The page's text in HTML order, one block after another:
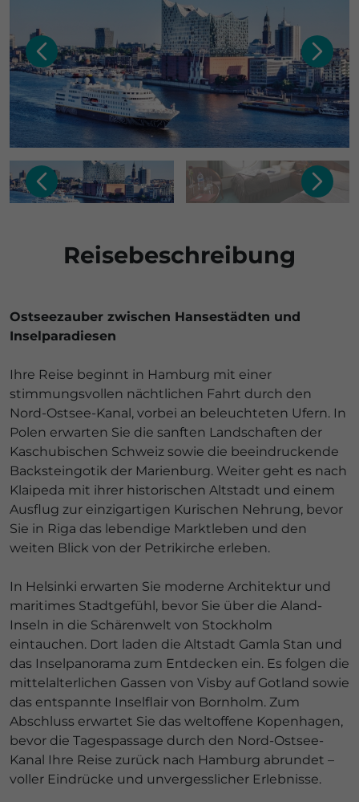
Reisebeschreibung
Ostseezauber zwischen Hansestädten und
Inselparadiesen
Ihre Reise beginnt in Hamburg mit einer
stimmungsvollen nächtlichen Fahrt durch den
Nord-Ostsee-Kanal, vorbei an beleuchteten Ufern. In
Polen erwarten Sie die sanften Landschaften der
Kaschubischen Schweiz sowie die beeindruckende
Backsteingotik der Marienburg. Weiter geht es nach
Klaipeda mit ihrer historischen Altstadt und einem
Ausflug zur einzigartigen Kurischen Nehrung, bevor
Sie in Riga das lebendige Marktleben und den
weiten Blick von der Petrikirche erleben.
In Helsinki erwarten Sie moderne Architektur und
maritimes Stadtgefühl, bevor Sie über die Aland-
Inseln in die Schärenwelt von Stockholm
eintauchen. Dort laden die Altstadt Gamla Stan und
das Inselpanorama zum Entdecken ein. Es folgen die
mittelalterlichen Gassen von Visby auf Gotland sowie
das entspannte Inselflair von Bornholm. Zum
Abschluss erwartet Sie das weltoffene Kopenhagen,
bevor die Tagespassage durch den Nord-Ostsee-
Kanal Ihre Reise zurück nach Hamburg abrundet –
voller Eindrücke und unvergesslicher Erlebnisse.